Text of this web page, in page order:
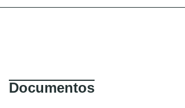
Documentos